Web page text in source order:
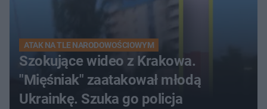
ATAK NA TLE NARODOWOŚCIOWYM
Szokujące wideo z Krakowa.
"Mięśniak" zaatakował młodą
Ukrainkę. Szuka go policja